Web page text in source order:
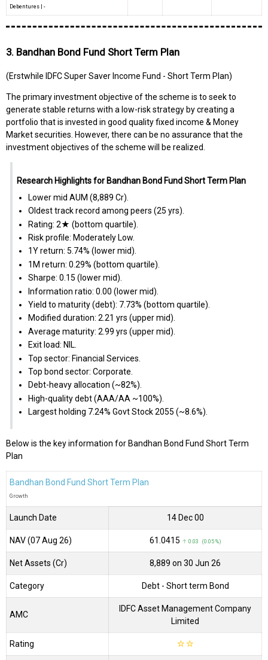
Debentures -
3. Bandhan Bond Fund Short Term Plan
(Erstwhile IDFC Super Saver Income Fund - Short Term Plan)
The primary investment objective of the scheme is to seek to
generate stable returns with a low-risk strategy by creating a
portfolio that is invested in good quality fixed income & Money
Market securities. However, there can be no assurance that the
investment objectives of the scheme will be realized.
Research Highlights for Bandhan Bond Fund Short Term Plan
Lower mid AUM (₹8,889 Cr).
Oldest track record among peers (25 yrs).
Rating: 2★ (bottom quartile).
Risk profile: Moderately Low.
1Y return: 5.74% (lower mid).
1M return: 0.29% (bottom quartile).
Sharpe: 0.15 (lower mid).
Information ratio: 0.00 (lower mid).
Yield to maturity (debt): 7.73% (bottom quartile).
Modified duration: 2.21 yrs (upper mid).
Average maturity: 2.99 yrs (upper mid).
Exit load: NIL.
Top sector: Financial Services.
Top bond sector: Corporate.
Debt-heavy allocation (~82%).
High-quality debt (AAA/AA ~100%).
Largest holding 7.24% Govt Stock 2055 (~8.6%).
Below is the key information for Bandhan Bond Fund Short Term
Plan
Bandhan Bond Fund Short Term Plan
Growth
Launch Date 14 Dec 00
NAV (07 Aug 26) ₹61.0415 ↑ 0.03 (0.05 %)
Net Assets (Cr) ₹8,889 on 30 Jun 26
Category Debt - Short term Bond
AMC
IDFC Asset Management Company
Limited
Rating ☆☆